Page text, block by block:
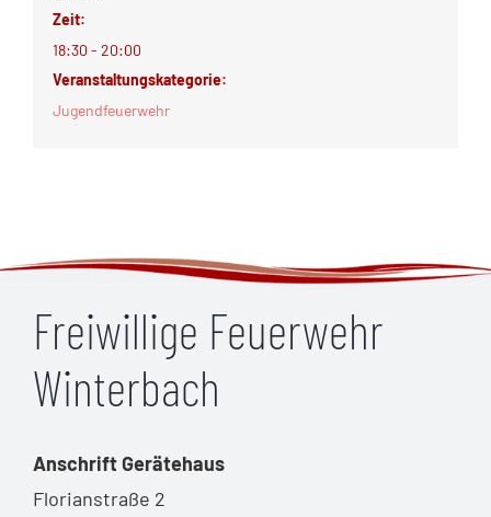
Zeit:
18:30 - 20:00
Veranstaltungskategorie:
Jugendfeuerwehr
Freiwillige Feuerwehr
Winterbach
Anschrift Gerätehaus
Florianstraße 2